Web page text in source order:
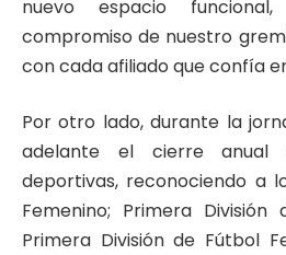
nuevo espacio
compromiso de nuestro
con cada afiliado que confía
Por otro lado, durante la
adelante el cierre anual
deportivas, reconociendo a
Femenino; Primera División
Primera División de Fútbol